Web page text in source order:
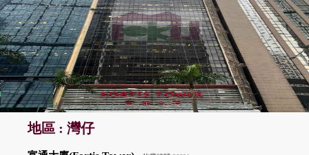
地區 : 灣仔